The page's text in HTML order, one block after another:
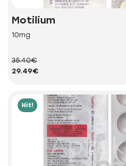
Motilium
10mg
35.40€
29.49€
Hit!